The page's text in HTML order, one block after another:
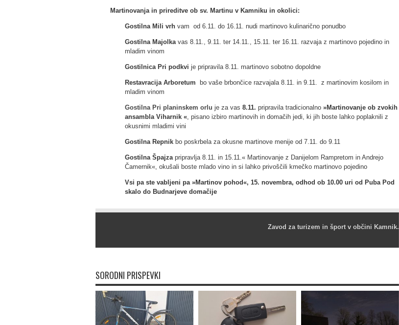
Martinovanja in prireditve ob sv. Martinu v Kamniku in okolici:
Gostilna Mili vrhvam od 6.11. do 16.11. nudi martinovo kulinarično ponudbo
Gostilna Majolkavas 8.11., 9.11. ter 14.11., 15.11. ter 16.11. razvaja z martinovo pojedino in
mladim vinom
Gostilnica Pri podkvi je pripravila 8.11. martinovo sobotno dopoldne
Restavracija Arboretum bo vaše brbončice razvajala 8.11. in 9.11. z martinovim kosilom in
mladim vinom
Gostilna Pri planinskem orlu je za vas 8.11. pripravila tradicionalno »Martinovanje ob zvokih
ansambla Viharnik «, pisano izbiro martinovih in domačih jedi, ki jih boste lahko poplaknili z
okusnimi mladimi vini
Gostilna Repnikbo poskrbela za okusne martinove menije od 7.11. do 9.11
Gostilna Špajzapripravlja 8.11. in 15.11.« Martinovanje z Danijelom Rampretom in Andrejo
Čamernik«, okušali boste mlado vino in si lahko privoščili kmečko martinovo pojedino
Vsi pa ste vabljeni pa »Martinov pohod«, 15. novembra, odhod ob 10.00 uri od Puba Pod
skalo do Budnarjeve domačije
Zavod za turizem in šport v občini Kamnik.
SORODNI PRISPEVKI